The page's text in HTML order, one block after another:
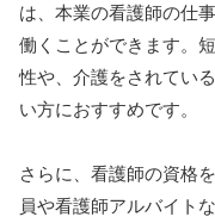
は、本業の看護師の仕
働くことができます。
性や、介護をされてい
い方におすすめです。
さらに、看護師の資格
員や看護師アルバイト